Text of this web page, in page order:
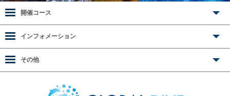
開催コース
インフォメーション
その他